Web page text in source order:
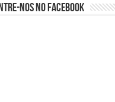
nos no Facebook